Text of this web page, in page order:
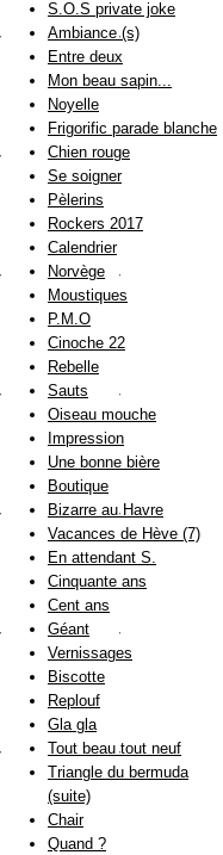
S.O.S private joke
Ambiance (s)
Entre deux
Mon beau sapin...
Noyelle
Frigorific parade blanche
Chien rouge
Se soigner
Pèlerins
Rockers 2017
Calendrier
Norvège
Moustiques
P.M.O
Cinoche 22
Rebelle
Sauts
Oiseau mouche
Impression
Une bonne bière
Boutique
Bizarre au Havre
Vacances de Hève (7)
En attendant S.
Cinquante ans
Cent ans
Géant
Vernissages
Biscotte
Replouf
Gla gla
Tout beau tout neuf
Triangle du bermuda
(suite)
Chair
Quand ?